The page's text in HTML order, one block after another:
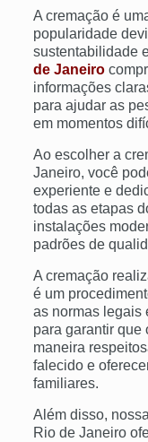
A cremação é
popularidade
sustentabilidade
de Janeiro
informações
para ajudar as
em momentos
Ao escolher a
Janeiro, você
experiente e
todas as etapas
instalações
padrões de
A cremação
é um
as normas legais
para garantir que
maneira
falecido e
familiares.
Além disso,
Rio de Janeiro